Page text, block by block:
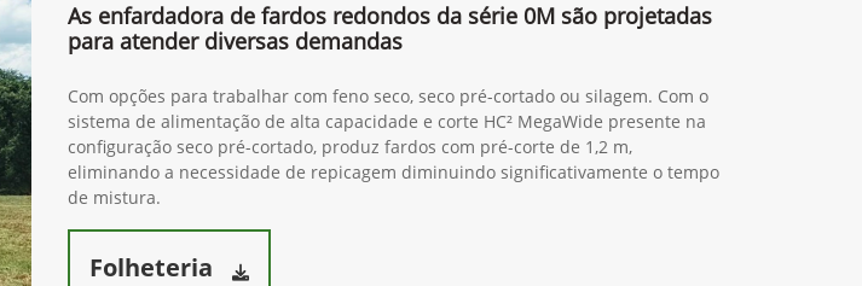
As enfardadora de fardos redondos da série 0M são projetadas
para atender diversas demandas
Com opções para trabalhar com feno seco, seco pré-cortado ou silagem. Com o
sistema de alimentação de alta capacidade e corte HC² MegaWide presente na
configuração seco pré-cortado, produz fardos com pré-corte de 1,2 m,
eliminando a necessidade de repicagem diminuindo significativamente o tempo
de mistura.
Folheteria